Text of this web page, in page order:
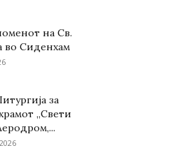
на Св.
во Сиденхам
за
„Свети